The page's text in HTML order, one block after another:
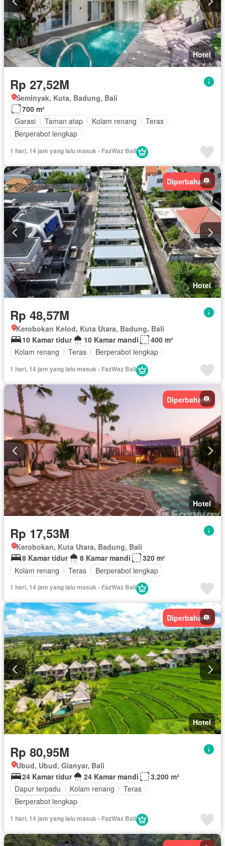
Hotel
Rp 27,52M
Seminyak, Kuta, Badung, Bali
700 m²
Garasi
Taman atap Kolam renang
Teras
Berperabot lengkap
1 hari, 14 jam yang lalu masuk - FazWaz Bali
Diperbaharui
Hotel
Rp 48,57M
Kerobokan Kelod, Kuta Utara, Badung, Bali
10 Kamar tidur
10 Kamar mandi
400 m²
Kolam renang
Teras Berperabot lengkap
1 hari, 14 jam yang lalu masuk - FazWaz Bali
Diperbaharui
Hotel
Rp 17,53M
Kerobokan, Kuta Utara, Badung, Bali
8 Kamar tidur
8 Kamar mandi
320 m²
Kolam renang
Teras Berperabot lengkap
1 hari, 14 jam yang lalu masuk - FazWaz Bali
Diperbaharui
Hotel
Rp 80,95M
Ubud, Ubud, Gianyar, Bali
24 Kamar tidur
24 Kamar mandi
3.200 m²
Dapur terpadu
Kolam renang
Teras
Berperabot lengkap
1 hari, 14 jam yang lalu masuk - FazWaz Bali